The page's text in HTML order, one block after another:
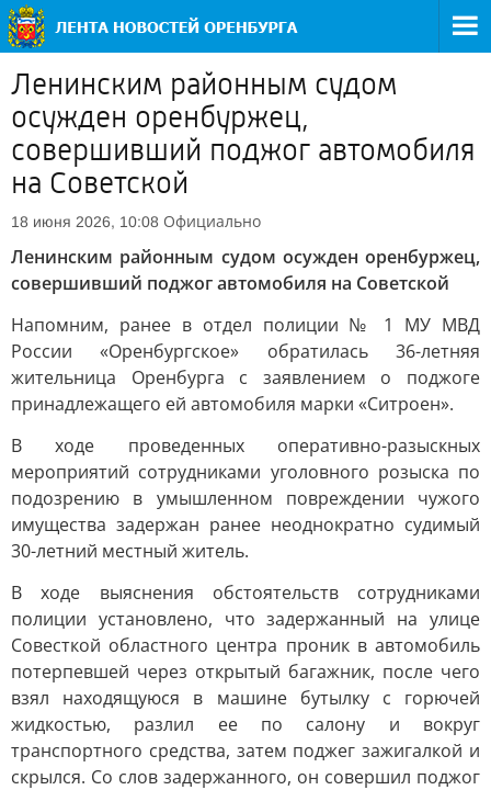
Ленинским районным судом
осужден оренбуржец,
совершивший поджог автомобиля
на Советской
18 июня 2026, 10:08 Официально
Ленинским районным судом осужден оренбуржец,
совершивший поджог автомобиля на Советской
Напомним, ранее в отдел полиции № 1 МУ МВД
России «Оренбургское» обратилась 36-летняя
жительница Оренбурга с заявлением о поджоге
принадлежащего ей автомобиля марки «Ситроен».
В ходе проведенных оперативно-разыскных
мероприятий сотрудниками уголовного розыска по
подозрению в умышленном повреждении чужого
имущества задержан ранее неоднократно судимый
30-летний местный житель.
В ходе выяснения обстоятельств сотрудниками
полиции установлено, что задержанный на улице
Совесткой областного центра проник в автомобиль
потерпевшей через открытый багажник, после чего
взял находящуюся в машине бутылку с горючей
жидкостью, разлил ее по салону и вокруг
транспортного средства, затем поджег зажигалкой и
скрылся. Со слов задержанного, он совершил поджог